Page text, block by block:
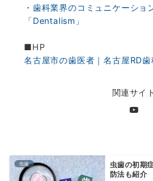
・ 歯科業界のコミュニケーショ
「Dentalism」
■HP
名古屋市の歯医者｜名古屋RD歯
関連サイト
虫歯
虫歯の初期
防法も紹介